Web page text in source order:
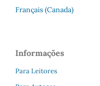
Français (Canada)
Informações
Para Leitores